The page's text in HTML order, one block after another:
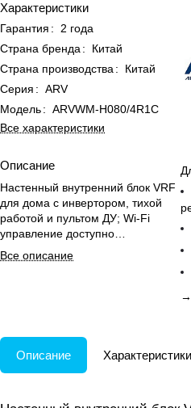
Характеристики
Гарантия :
2 года
Страна бренда :
Китай
Страна производства :
Китай
Серия : ARV
Модель: ARVWM-H080/4R1C
Все характеристики
Описание
Настенный внутренний блок VRF
для дома с инвертором, тихой
работой и пультом ДУ; Wi-Fi
управление доступно
опционально.
Все описание
→
Описание Характеристики